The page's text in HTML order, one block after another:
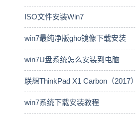
ISO文件安装Win7
win7最纯净版gho镜像下载安装
win7U盘系统怎么安装到电脑
win7系统下载安装教程